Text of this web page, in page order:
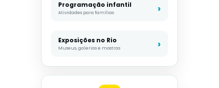
Programação infantil
Atividades para famílias
Exposições no Rio
Museus, galerias e mostras